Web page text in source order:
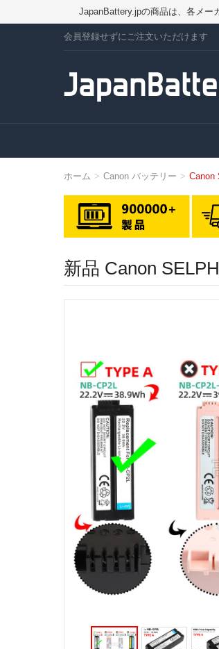
JapanBattery.jpの商品は、各メー
会員登録せずにご注文いただけます
ホーム Canon バッテリー Canon
新品 Canon